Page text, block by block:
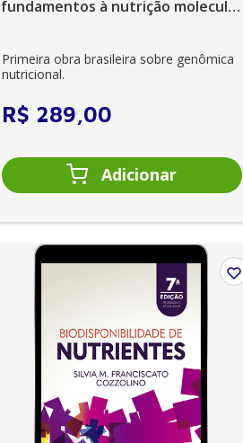
fundamentos à nutrição molecular
Primeira obra brasileira sobre genômica
nutricional.
R$ 289,00